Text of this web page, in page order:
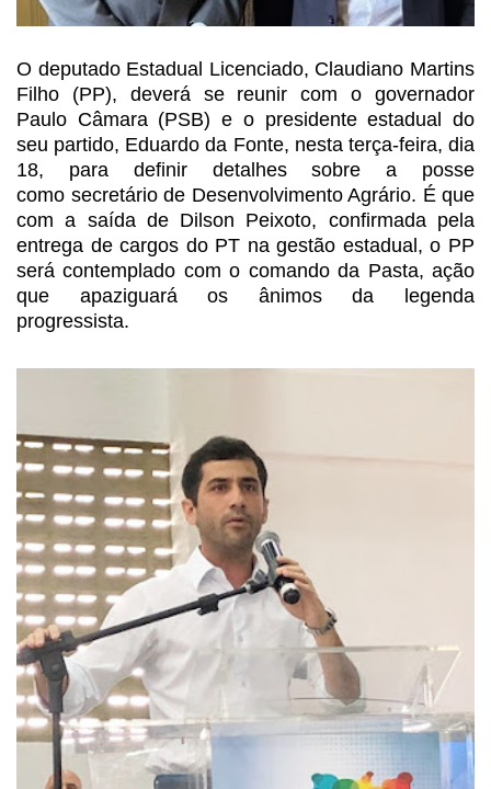
O deputado Estadual Licenciado, Claudiano Martins
Filho (PP), deverá se reunir com o governador
Paulo Câmara(PSB) e o presidente estadual do
seu partido, Eduardo da Fonte, nestaterça-feira, dia
18, para definir detalhes sobre a posse
como secretáriode Desenvolvimento Agrário. É que
com a saída de Dilson Peixoto, confirmadapela
entrega de cargos do PT na gestão estadual, o PP
será contemplado com o comando da Pasta, ação
que apaziguará os ânimos da legenda
progressista.